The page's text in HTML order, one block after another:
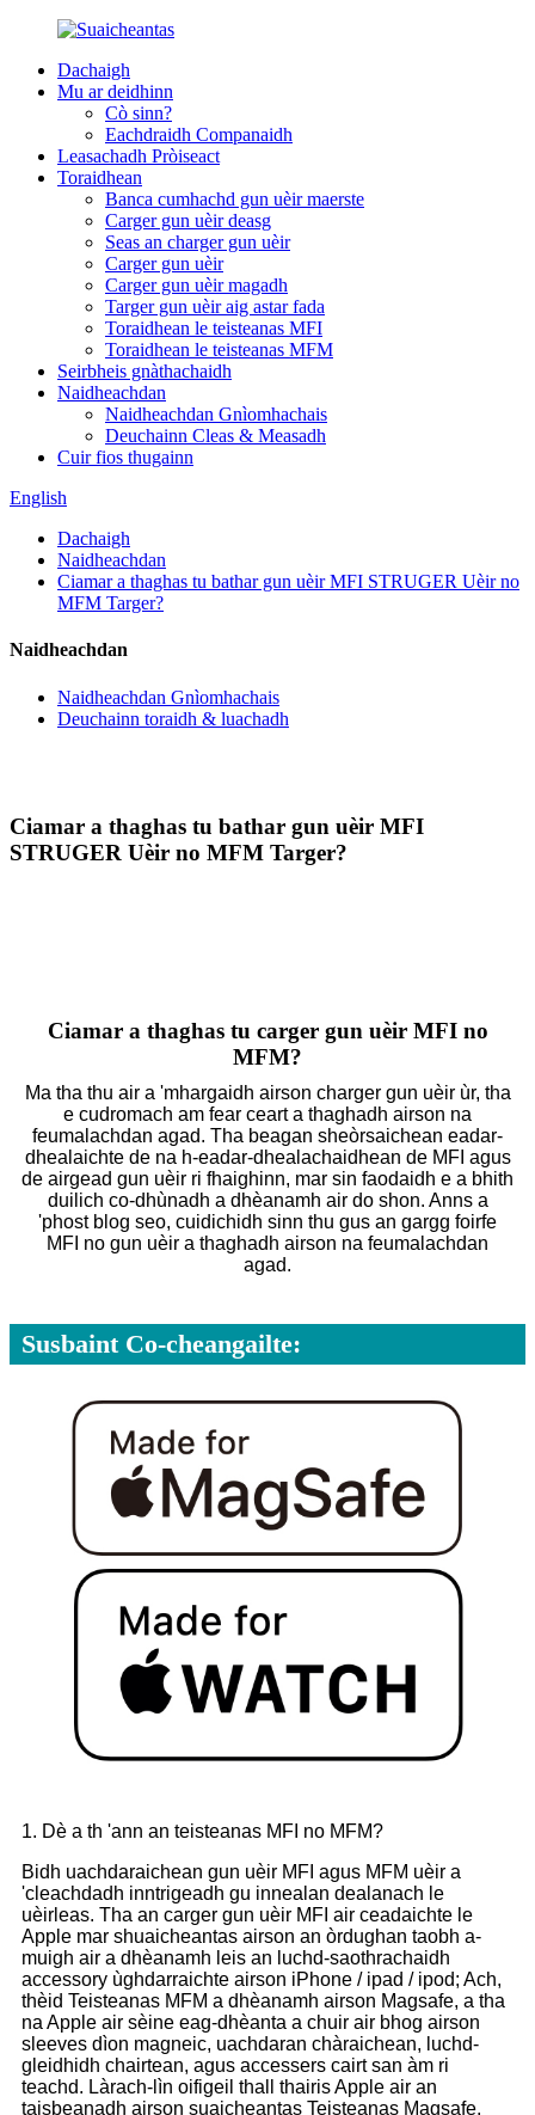
Dachaigh
Mu ar deidhinn
Cò sinn?
Eachdraidh Companaidh
Leasachadh Pròiseact
Toraidhean
Banca cumhachd gun uèir maerste
Carger gun uèir deasg
Seas an charger gun uèir
Carger gun uèir
Carger gun uèir magadh
Targer gun uèir aig astar fada
Toraidhean le teisteanas MFI
Toraidhean le teisteanas MFM
Seirbheis gnàthachaidh
Naidheachdan
Naidheachdan Gnìomhachais
Deuchainn Cleas & Measadh
Cuir fios thugainn
English
Dachaigh
Naidheachdan
Ciamar a thaghas tu bathar gun uèir MFI STRUGER Uèir no
MFM Targer?
Naidheachdan
Naidheachdan Gnìomhachais
Deuchainn toraidh & luachadh
Ciamar a thaghas tu bathar gun uèir MFI
STRUGER Uèir no MFM Targer?
Ciamar a thaghas tu carger gun uèir MFI no
MFM?
Ma tha thu air a 'mhargaidh airson charger gun uèir ùr, tha
e cudromach am fear ceart a thaghadh airson na
feumalachdan agad. Tha beagan sheòrsaichean eadar-
dhealaichte de na h-eadar-dhealachaidhean de MFI agus
de airgead gun uèir ri fhaighinn, mar sin faodaidh e a bhith
duilich co-dhùnadh a dhèanamh air do shon. Anns a
'phost blog seo, cuidichidh sinn thu gus an gargg foirfe
MFI no gun uèir a thaghadh airson na feumalachdan
agad.
Susbaint Co-cheangailte:
1. Dè a th 'ann an teisteanas MFI no MFM?
Bidh uachdaraichean gun uèir MFI agus MFM uèir a
'cleachdadh inntrigeadh gu innealan dealanach le
uèirleas. Tha an carger gun uèir MFI air ceadaichte le
Apple mar shuaicheantas airson an òrdughan taobh a-
muigh air a dhèanamh leis an luchd-saothrachaidh
accessory ùghdarraichte airson iPhone / ipad / ipod; Ach,
thèid Teisteanas MFM a dhèanamh airson Magsafe, a tha
na Apple air sèine eag-dhèanta a chuir air bhog airson
sleeves dìon magneic, uachdaran chàraichean, luchd-
gleidhidh chairtean, agus accessers cairt san àm ri
teachd. Làrach-lìn oifigeil thall thairis Apple air an
taisbeanadh airson suaicheantas Teisteanas Magsafe,